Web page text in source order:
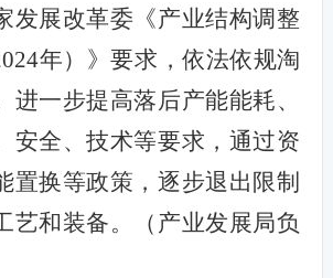
发展改革委《产业结构调整
年）》要求，依法依规淘
进一步提高落后产能能耗、
安全、技术等要求，通过资
置换等政策，逐步退出限制
艺和装备。
（产业发展局负